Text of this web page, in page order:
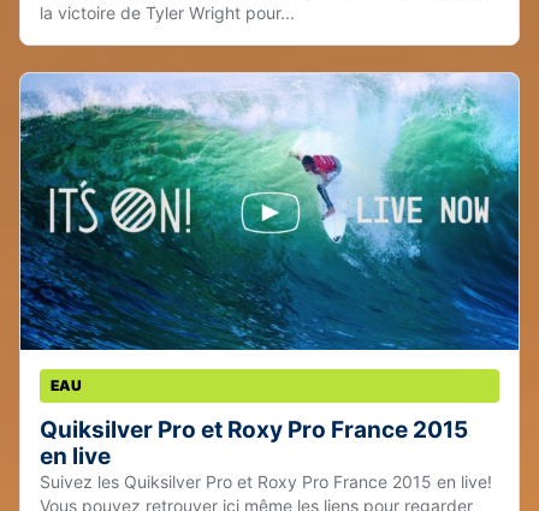
la victoire de Tyler Wright pour...
EAU
Quiksilver Pro et Roxy Pro France 2015
en live
Suivez les Quiksilver Pro et Roxy Pro France 2015 en live!
Vous pouvez retrouver ici même les liens pour regarder